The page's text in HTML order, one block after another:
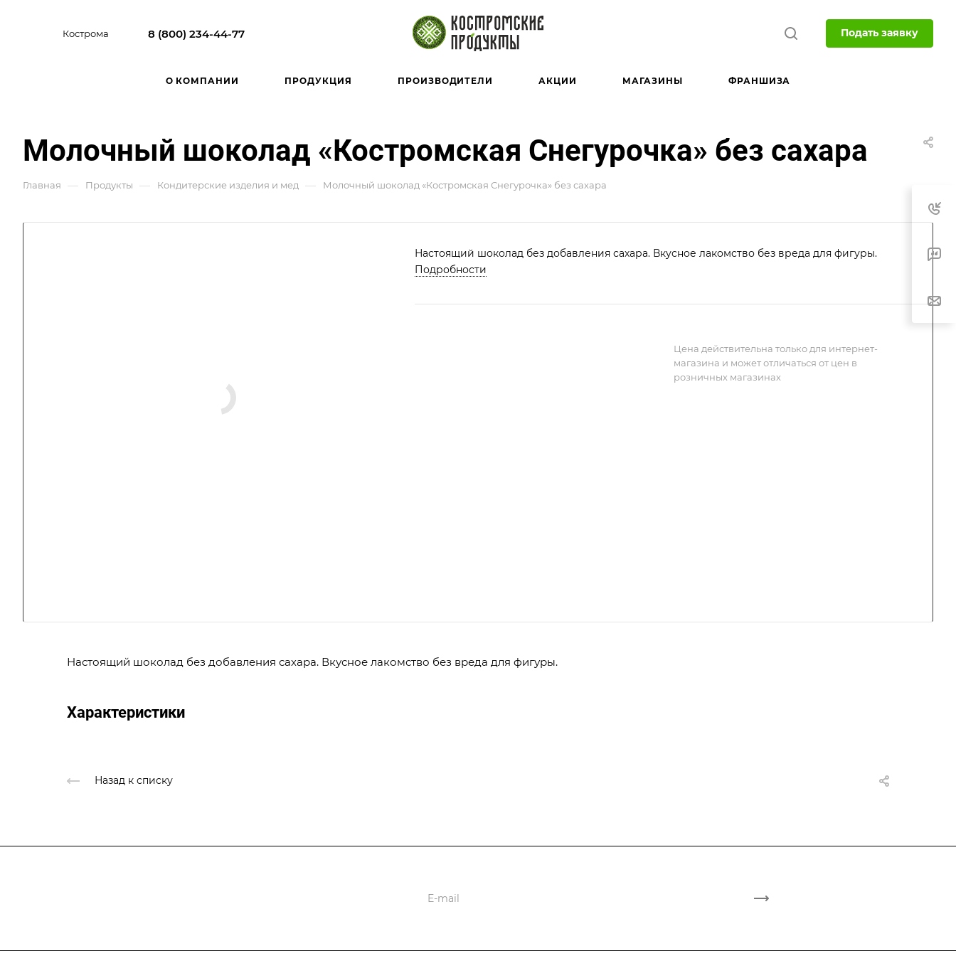
Кострома 8 (800) 234-44-77 Подать заявку
О КОМПАНИИ ПРОДУКЦИЯ ПРОИЗВОДИТЕЛИ АКЦИИ МАГАЗИНЫ ФРАНШИЗА
Молочный шоколад «Костромская Снегурочка» без сахара
Главная — Продукты — Кондитерские изделия и мед — Молочный шоколад «Костромская Снегурочка» без сахара
Настоящий шоколад без добавления сахара. Вкусное лакомство без вреда для фигуры.
Подробности
Цена действительна только для интернет-
магазина и может отличаться от цен в
розничных магазинах
Настоящий шоколад без добавления сахара. Вкусное лакомство без вреда для фигуры.
Характеристики
Назад к списку